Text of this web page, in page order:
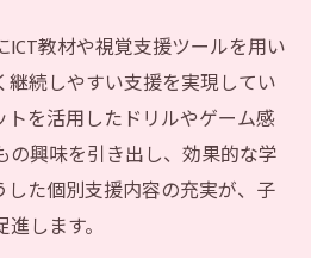
ICT教材や視覚支援ツールを用い
継続しやすい支援を実現してい
トを活用したドリルやゲーム感
興味を引き出し、効果的な学
た個別支援内容の充実が、子
します。